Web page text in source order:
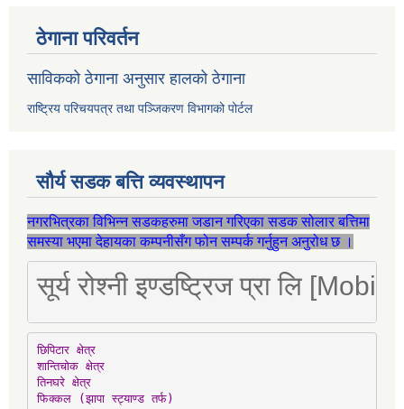
ठेगाना परिवर्तन
साविकको ठेगाना अनुसार हालको ठेगाना
राष्ट्रिय परिचयपत्र तथा पञ्जिकरण विभागको पोर्टल
सौर्य सडक बत्ति व्यवस्थापन
नगरभित्रका विभिन्न सडकहरुमा जडान गरिएका सडक सोलार बत्तिमा
समस्या भएमा देहायका कम्पनीसँग फोन सम्पर्क गर्नुहुन अनुरोध छ ।
सूर्य रोश्नी इण्डष्ट्रिज प्रा लि
छिपिटार क्षेत्र
शान्तिचोक क्षेत्र
तिनघरे क्षेत्र
फिक्कल (झापा स्ट्याण्ड तर्फ)